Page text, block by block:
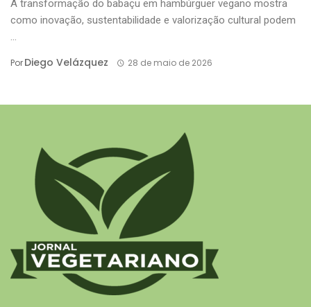
A transformação do babaçu em hambúrguer vegano mostra
como inovação, sustentabilidade e valorização cultural podem
...
PorDiego Velázquez 28 de maio de 2026